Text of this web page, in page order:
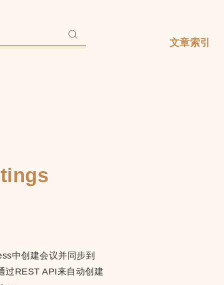
文章索引
中创建会议并同步到
过REST API来自动创建